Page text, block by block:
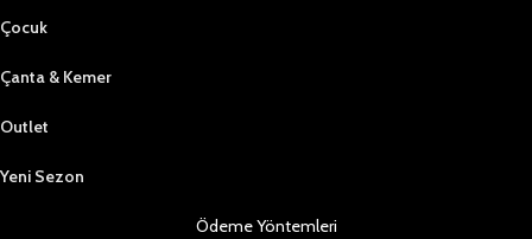
Çocuk
Çanta & Kemer
Outlet
Yeni Sezon
Ödeme Yöntemleri